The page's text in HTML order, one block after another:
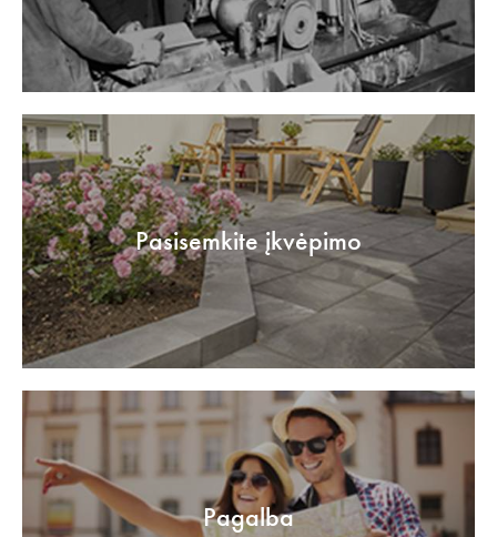
Pasisemkite įkvėpimo
Pagalba